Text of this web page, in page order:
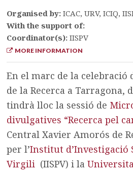
Organised by:ICAC, URV, ICIQ,
With the support of:
Coordinator(s):IISPV
MORE INFORMATION
En el marc de la celebració
de la Recerca a Tarragona,
tindrà lloc la sessió de
divulgatives “Recerca pel
Central Xavier Amorós de
per l’Institut d’Investigació
Virgili (IISPV) i la